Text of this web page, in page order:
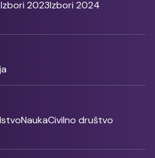
Izbori 2023Izbori 2024
NaukaCivilno društvo